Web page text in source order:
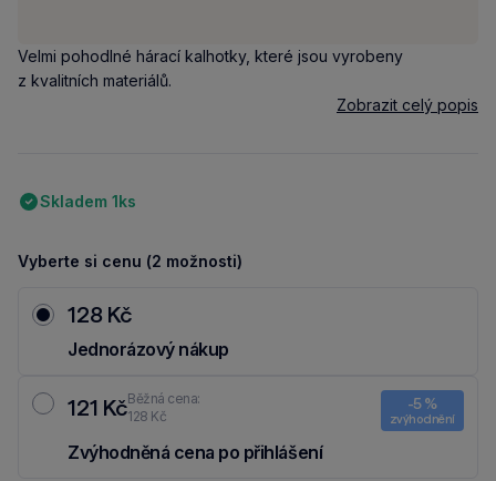
Velmi pohodlné hárací kalhotky, které jsou vyrobeny
z kvalitních materiálů.
Zobrazit celý popis
Skladem 1ks
Vyberte si cenu (2 možnosti)
128 Kč
Jednorázový nákup
121 KčBěžná cena:
128 Kč
-5 %
zvýhodnění
Zvýhodněná cena po přihlášení